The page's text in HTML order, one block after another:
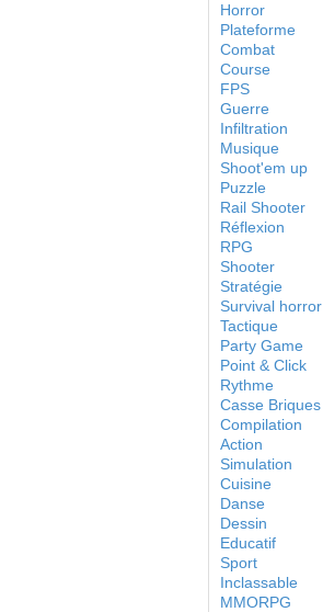
Horror
Plateforme
Combat
Course
FPS
Guerre
Infiltration
Musique
Shoot'em up
Puzzle
Rail Shooter
Réflexion
RPG
Shooter
Stratégie
Survival horror
Tactique
Party Game
Point & Click
Rythme
Casse Briques
Compilation
Action
Simulation
Cuisine
Danse
Dessin
Educatif
Sport
Inclassable
MMORPG